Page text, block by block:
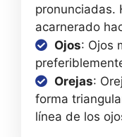
pronunciadas.
acarnerado
Ojos: Ojos
Orejas:
forma
línea de los